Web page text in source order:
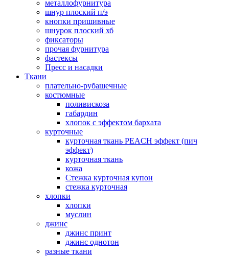
металлофурнитура
шнур плоский п/э
кнопки пришивные
шнурок плоский хб
фиксаторы
прочая фурнитура
фастексы
Пресс и насадки
Ткани
плательно-рубашечные
костюмные
поливискоза
габардин
хлопок с эффектом бархата
курточные
курточная ткань PEACH эффект (пич
эффект)
курточная ткань
кожа
Стежка курточная купон
стежка курточная
хлопки
хлопки
муслин
джинс
джинс принт
джинс однотон
разные ткани